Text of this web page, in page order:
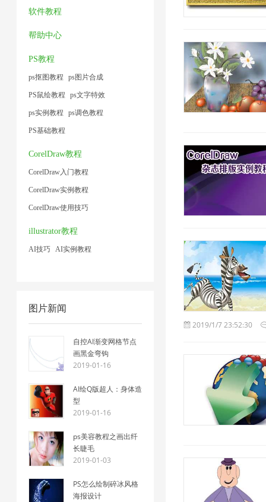
1
软件教程
帮助中心
PS教程
ps抠图教程 ps图片合成
PS鼠绘教程 ps文字特效
ps实例教程 ps调色教程
PS基础教程
CorelDraw教程
CorelDraw入门教程
CorelDraw实例教程
CorelDraw使用技巧
illustrator教程
AI技巧 AI实例教程
图片新闻
自控AI渐变网格节点
画黑金弯钩
2019-01-16
AI绘Q版超人：身体造
型
2019-01-16
ps美容教程之画出纤
长睫毛
2019-01-03
PS怎么绘制碎冰风格
海报设计
2019/1/7 23:52:30